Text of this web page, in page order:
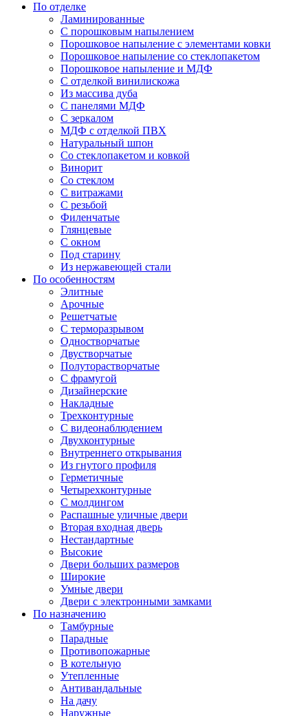
По отделке
Ламинированные
С порошковым напылением
Порошковое напыление с элементами ковки
Порошковое напыление со стеклопакетом
Порошковое напыление и МДФ
С отделкой винилискожа
Из массива дуба
С панелями МДФ
С зеркалом
МДФ с отделкой ПВХ
Натуральный шпон
Со стеклопакетом и ковкой
Винорит
Со стеклом
С витражами
С резьбой
Филенчатые
Глянцевые
С окном
Под старину
Из нержавеющей стали
По особенностям
Элитные
Арочные
Решетчатые
С терморазрывом
Одностворчатые
Двустворчатые
Полуторастворчатые
С фрамугой
Дизайнерские
Накладные
Трехконтурные
С видеонаблюдением
Двухконтурные
Внутреннего открывания
Из гнутого профиля
Герметичные
Четырехконтурные
С молдингом
Распашные уличные двери
Вторая входная дверь
Нестандартные
Высокие
Двери больших размеров
Широкие
Умные двери
Двери с электронными замками
По назначению
Тамбурные
Парадные
Противопожарные
В котельную
Утепленные
Антивандальные
На дачу
Наружные